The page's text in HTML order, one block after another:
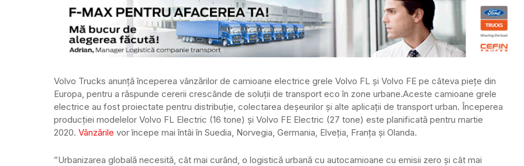
Volvo Trucks anunță începerea vânzărilor de camioane electrice grele Volvo FL și Volvo FE pe câteva piețe din
Europa, pentru a răspunde cererii crescânde de soluții de transport eco în zone urbane.Aceste camioane grele
electrice au fost proiectate pentru distribuție, colectarea deșeurilor și alte aplicații de transport urban. Începerea
producției modelelor Volvo FL Electric (16 tone) și Volvo FE Electric (27 tone) este planificată pentru martie
2020. Vânzările vor începe mai întâi în Suedia, Norvegia, Germania, Elveția, Franța și Olanda.
”Urbanizarea globală necesită, cât mai curând, o logistică urbană cu autocamioane cu emisii zero și cât mai